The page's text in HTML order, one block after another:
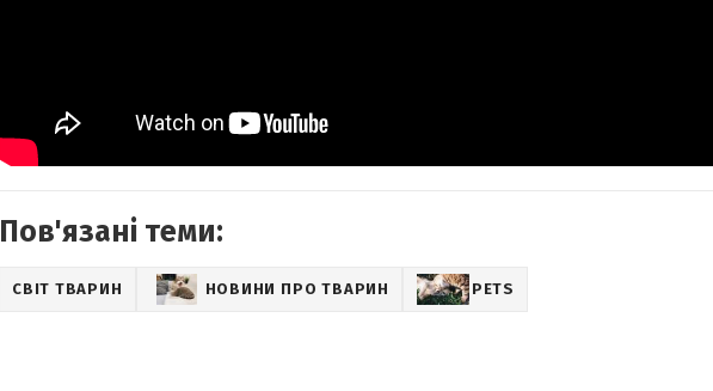
Пов'язані теми:
СВІТ ТВАРИН НОВИНИ ПРО ТВАРИН PETS